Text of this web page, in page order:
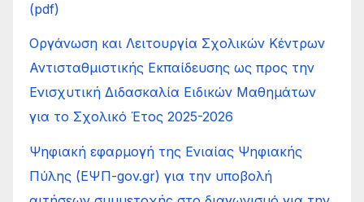
(pdf)
Οργάνωση και Λειτουργία Σχολικών Κέντρων
Αντισταθμιστικής Εκπαίδευσης ως προς την
Ενισχυτική Διδασκαλία Ειδικών Μαθημάτων
για το Σχολικό Έτος 2025-2026
Ψηφιακή εφαρμογή της Ενιαίας Ψηφιακής
Πύλης (ΕΨΠ-gov.gr) για την υποβολή